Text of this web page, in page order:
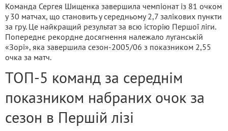
Команда Сергея Шищенка завершила чемпіонат із 81 очком
у 30 матчах, що становить у середньому 2,7 залікових пункти
за гру. Це найкращий результат за всю історію Першої ліги.
Попереднє рекордне досягнення належало луганській
«Зорі», яка завершила сезон-2005/06 з показником 2,55
очка за матч.
ТОП-5 команд за середнім
показником набраних очок за
сезон в Першій лізі